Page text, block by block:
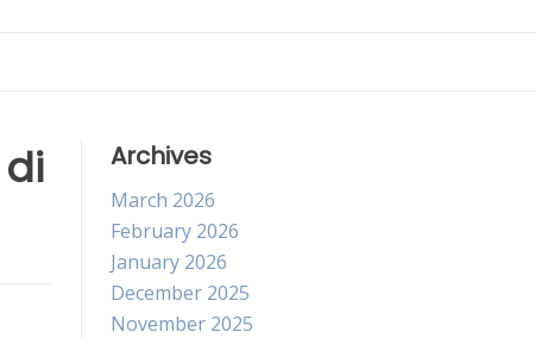
Archives
March 2026
February 2026
January 2026
December 2025
November 2025